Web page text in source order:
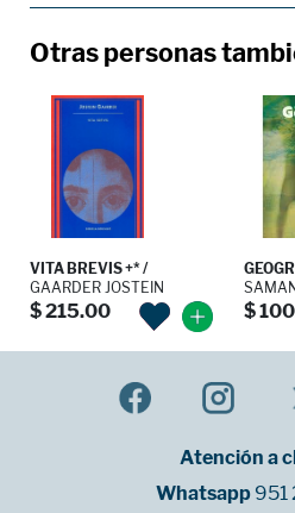
Otras personas
VITA BREVIS +* /
GAARDER JOSTEIN
$ 215.00 $
Atención a
Whatsapp 951